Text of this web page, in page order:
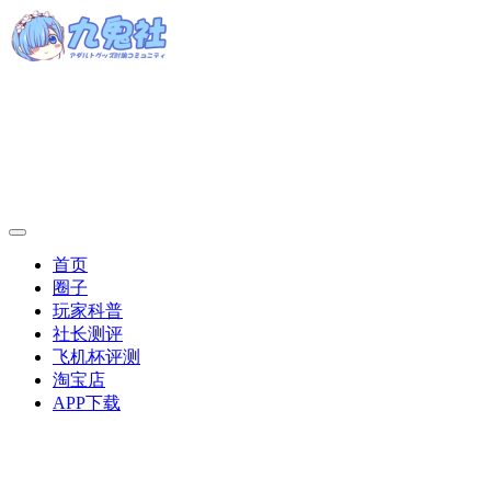
首页
圈子
玩家科普
社长测评
飞机杯评测
淘宝店
APP下载